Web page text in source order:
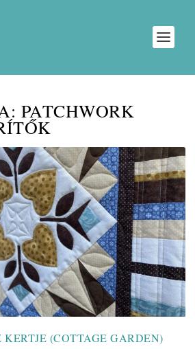
PATCHWORK
(COTTAGE GARDEN)